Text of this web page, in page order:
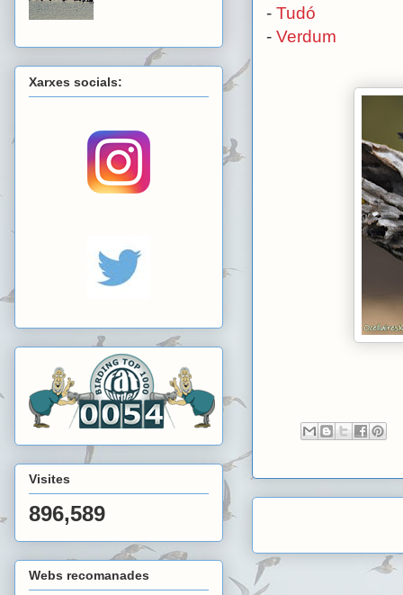
- Tudó
- Verdum
Xarxes socials:
Visites
896,589
Webs recomanades